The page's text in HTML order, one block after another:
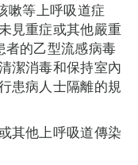
嗽等上呼吸道症
見重症或其他嚴重
者的乙型流感病毒
潔消毒和保持室內
患病人士隔離的規
其他上呼吸道傳染